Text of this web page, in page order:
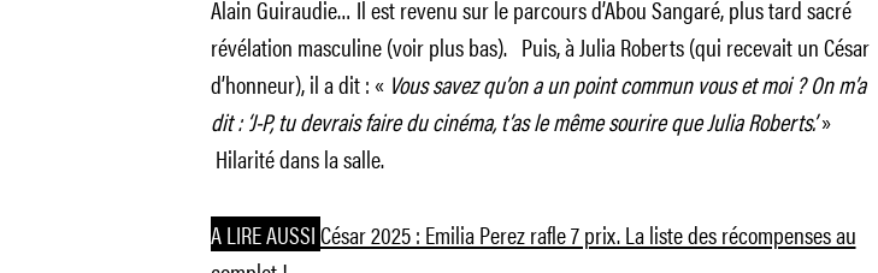
Alain Guiraudie… Il est revenu sur le parcours d’Abou Sangaré, plus tard sacré
révélation masculine (voir plus bas). Puis, à Julia Roberts (qui recevait un César
d’honneur), il a dit : « Vous savez qu’on a un point commun vous et moi ? On m’a
dit : ‘J-P, tu devrais faire du cinéma, t’as le même sourire que Julia Roberts.’»
Hilarité dans la salle.
A LIRE AUSSICésar 2025 : Emilia Perez rafle 7 prix. La liste des récompenses au